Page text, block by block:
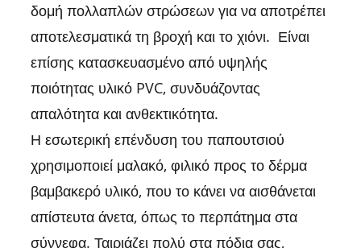
δομή πολλαπλών στρώσεων για να αποτρέπει
αποτελεσματικά τη βροχή και το χιόνι. Είναι
επίσης κατασκευασμένο από υψηλής
ποιότητας υλικό PVC, συνδυάζοντας
απαλότητα και ανθεκτικότητα.
Η εσωτερική επένδυση του παπουτσιού
χρησιμοποιεί μαλακό, φιλικό προς το δέρμα
βαμβακερό υλικό, που το κάνει να αισθάνεται
απίστευτα άνετα, όπως το περπάτημα στα
σύννεφα. Ταιριάζει πολύ στα πόδια σας,